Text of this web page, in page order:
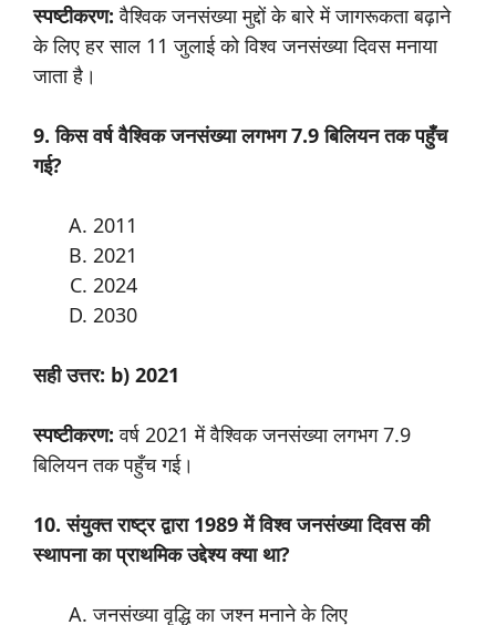
स्पष्टीकरण: वैश्विक जनसंख्या मुद्दों के बारे में जागरूकता बढ़ाने
के लिए हर साल 11 जुलाई को विश्व जनसंख्या दिवस मनाया
जाता है।
9. किस वर्ष वैश्विक जनसंख्या लगभग 7.9 बिलियन तक पहुँच
गई?
2011
2021
2024
2030
सही उत्तर: b) 2021
स्पष्टीकरण: वर्ष 2021 में वैश्विक जनसंख्या लगभग 7.9
बिलियन तक पहुँच गई।
10. संयुक्त राष्ट्र द्वारा 1989 में विश्व जनसंख्या दिवस की
स्थापना का प्राथमिक उद्देश्य क्या था?
जनसंख्या वृद्धि का जश्न मनाने के लिए